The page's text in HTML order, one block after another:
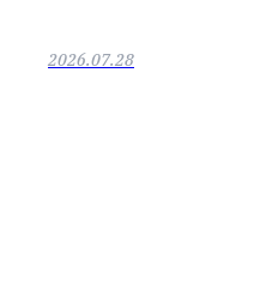
2026.07.28